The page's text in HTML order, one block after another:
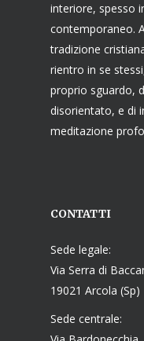
interiore, spesso
contemporaneo.
tradizione
rientro in se
proprio sguardo,
disorientato, e di
meditazione
CONTATTI
Sede legale:
Via Serra di
19021 Arcola (Sp)
Sede centrale: